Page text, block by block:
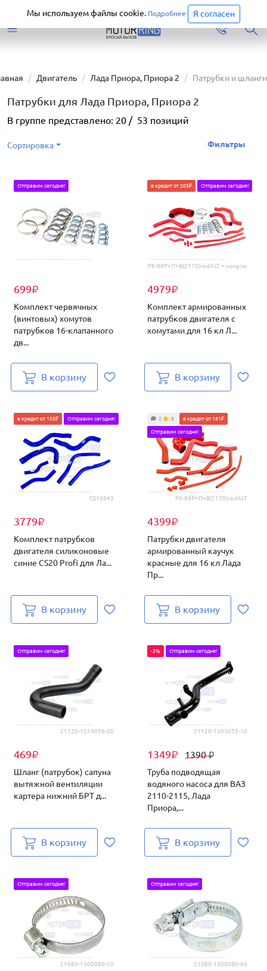
Перейти
Двигатель Лада Приора, Приора 2 Патрубки и шланги
Патрубки для Лада Приора, Приора 2
В группе представлено: 20 / 53 позиций
Сортировка Фильтры
699₽
Отправим сегодня!
Комплект червячных
(винтовых) хомутов
патрубков 16-клапанного
дв...
В корзину
РК-88Р+П+В(2170)redALT + хомуты
4979₽
в кредит от 205₽ Отправим сегодня!
Комплект армированных
патрубков двигателя с
хомутами для 16 кл Л...
В корзину
CS10843
3779₽
в кредит от 155₽ Отправим сегодня!
Комплект патрубков
двигателя силиконовые
синие CS20 Profi для Ла...
В корзину
РК-88Р+П+В(2170)redALT
4399₽
2 5 в кредит от 181₽
Отправим сегодня!
Патрубки двигателя
армированный каучук
красные для 16 кл Лада
Пр...
В корзину
21120-1014056-00
469₽
Отправим сегодня!
Шланг (патрубок) сапуна
вытяжной вентиляции
картера нижний БРТ д...
В корзину
21120-1303055-10
1349₽ 1390₽
-3% Отправим сегодня!
Труба подводящая
водяного насоса для ВАЗ
2110-2115, Лада
Приора,...
В корзину
21080-1300080-20
Отправим сегодня!
21080-1300080-60
Отправим сегодня!
Мы используем файлы cookie. Подробнее Я согласен